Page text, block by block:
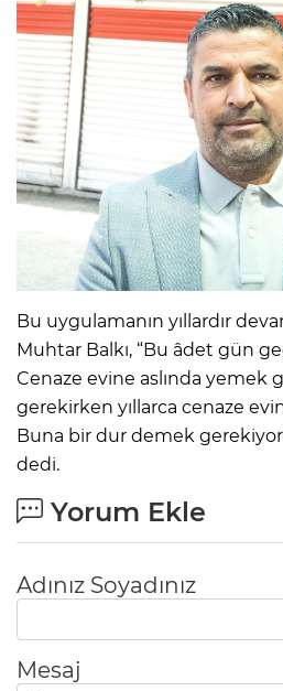
Bu uygulamanın yıllardır
Muhtar Balkı, “Bu âdet gün
Cenaze evine aslında yemek
gerekirken yıllarca cenaze
Buna bir dur demek
dedi.
Yorum Ekle
Adınız Soyadınız
Mesaj